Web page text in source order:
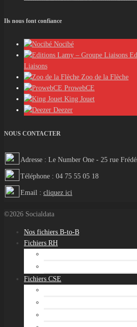
Ils nous font confiance
Nocibé
Liaisons
Zoo de la Flèche
ProwebCE
King Jouet
Deezer
NOUS CONTACTER
Adresse : Le Number One - 25 rue
Téléphone : 04 75 55 05 18
Email : cliquez ici
©2026 Socialdata
Nos fichiers B-to-B
Fichiers RH
Fichiers CSE